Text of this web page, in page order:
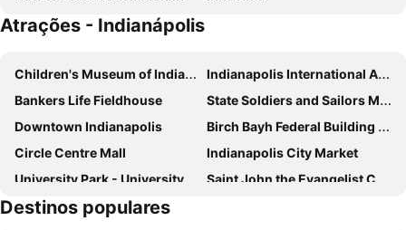
Holiday Inn Indianapolis Downtown By Ihg
Baymont by Wyndham Indianapolis Airport Lynhurst
Holiday Inn Express Hotel & Suites Greenwood by IHG
Drury Plaza Hotel Indianapolis Carmel
Atrações - Indianápolis
Children's Museum of Indianapolis
Indianapolis International Airport
Bankers Life Fieldhouse
State Soldiers and Sailors Monument
Downtown Indianapolis
Birch Bayh Federal Building and United States Courthouse
Circle Centre Mall
Indianapolis City Market
University Park - University Square
Saint John the Evangelist Catholic Church
Indiana World War Memorial Plaza Historic District
Destinos populares